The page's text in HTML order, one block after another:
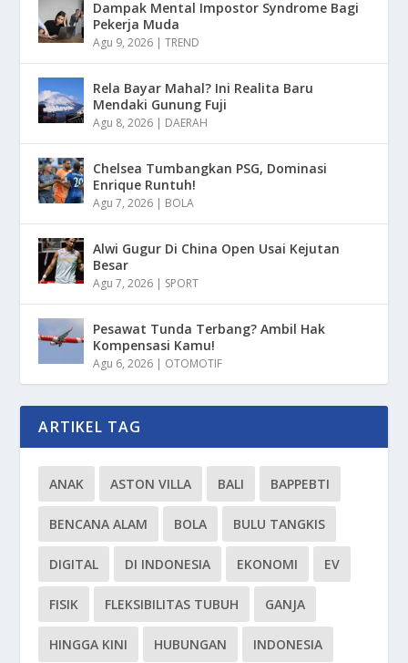
Dampak Mental Impostor Syndrome Bagi
Pekerja Muda
Agu 9, 2026 |TREND
Rela Bayar Mahal? Ini Realita Baru
Mendaki Gunung Fuji
Agu 8, 2026 | DAERAH
Chelsea Tumbangkan PSG, Dominasi
Enrique Runtuh!
Agu 7, 2026 | BOLA
Alwi Gugur Di China Open Usai Kejutan
Besar
Agu 7, 2026 | SPORT
Pesawat Tunda Terbang? Ambil Hak
Kompensasi Kamu!
Agu 6, 2026 | OTOMOTIF
ARTIKEL TAG
ANAK ASTON VILLA BALI BAPPEBTI
BENCANA ALAM BOLA BULU TANGKIS
DIGITAL DI INDONESIA EKONOMI EV
FISIK FLEKSIBILITAS TUBUH GANJA
HINGGA KINI HUBUNGAN INDONESIA